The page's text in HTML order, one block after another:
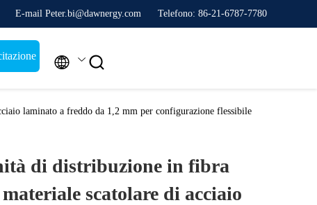
E-mail Peter.bi@dawnergy.com Telefono: 86-21-6787-7780
 
laminato a freddo da 1,2 mm per configurazione flessibile
di distribuzione in fibra
scatolare di acciaio